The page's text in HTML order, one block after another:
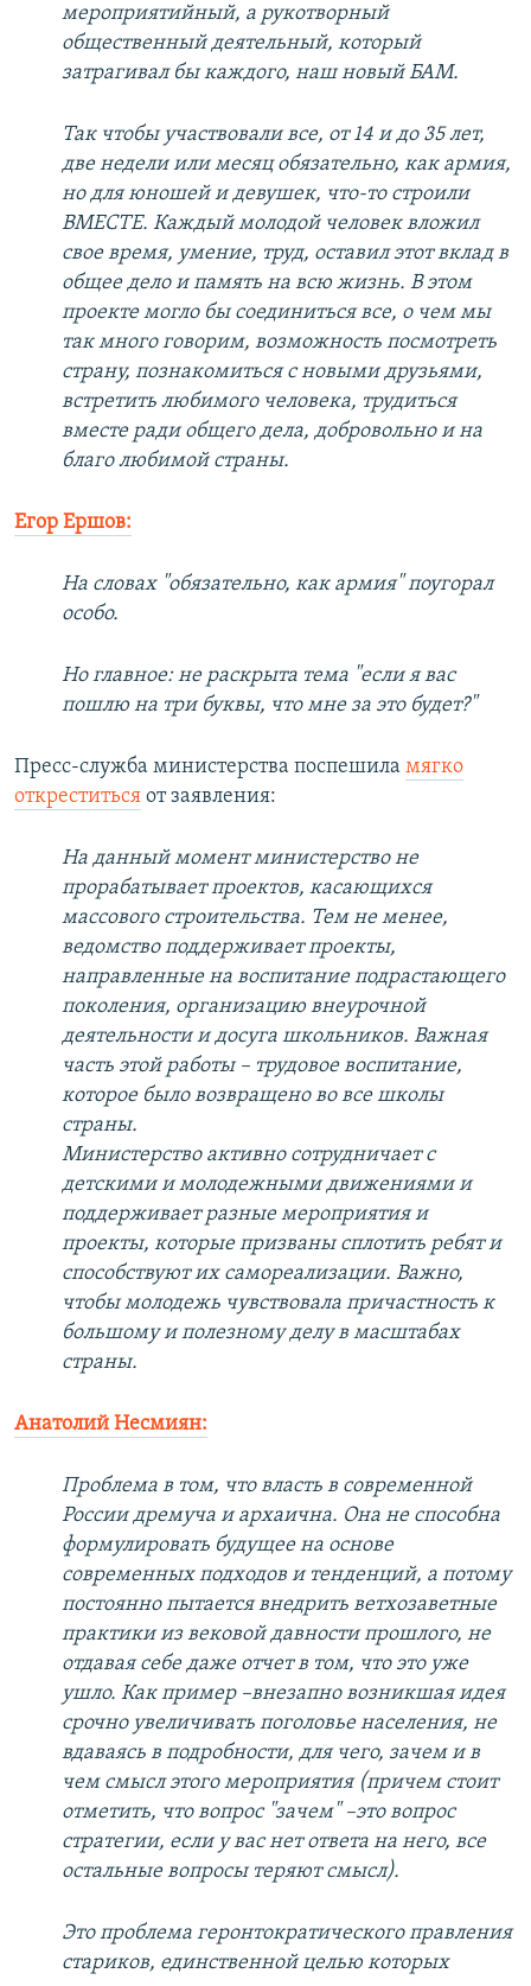
мероприятийный, а рукотворный
общественный деятельный, который
затрагивал бы каждого, наш новый БАМ.
Так чтобы участвовали все, от 14 и до 35 лет,
две недели или месяц обязательно, как армия,
но для юношей и девушек, что-то строили
ВМЕСТЕ. Каждый молодой человек вложил
свое время, умение, труд, оставил этот вклад в
общее дело и память на всю жизнь. В этом
проекте могло бы соединиться все, о чем мы
так много говорим, возможность посмотреть
страну, познакомиться с новыми друзьями,
встретить любимого человека, трудиться
вместе ради общего дела, добровольно и на
благо любимой страны.
Егор Ершов:
На словах "обязательно, как армия" поугорал
особо.
Но главное: не раскрыта тема "если я вас
пошлю на три буквы, что мне за это будет?"
Пресс-служба министерства поспешила мягко
откреститься от заявления:
На данный момент министерство не
прорабатывает проектов, касающихся
массового строительства. Тем не менее,
ведомство поддерживает проекты,
направленные на воспитание подрастающего
поколения, организацию внеурочной
деятельности и досуга школьников. Важная
часть этой работы – трудовое воспитание,
которое было возвращено во все школы
страны.
Министерство активно сотрудничает с
детскими и молодежными движениями и
поддерживает разные мероприятия и
проекты, которые призваны сплотить ребят и
способствуют их самореализации. Важно,
чтобы молодежь чувствовала причастность к
большому и полезному делу в масштабах
страны.
Анатолий Несмиян:
Проблема в том, что власть в современной
России дремуча и архаична. Она не способна
формулировать будущее на основе
современных подходов и тенденций, а потому
постоянно пытается внедрить ветхозаветные
практики из вековой давности прошлого, не
отдавая себе даже отчет в том, что это уже
ушло. Как пример –внезапно возникшая идея
срочно увеличивать поголовье населения, не
вдаваясь в подробности, для чего, зачем и в
чем смысл этого мероприятия (причем стоит
отметить, что вопрос "зачем" –это вопрос
стратегии, если у вас нет ответа на него, все
остальные вопросы теряют смысл).
Это проблема геронтократического правления
стариков, единственной целью которых